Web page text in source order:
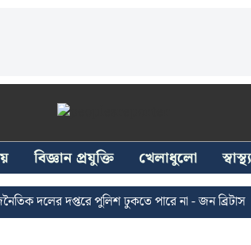
বিজ্ঞান প্রযুক্তি খেলাধুলো
দলের দপ্তরে পুলিশ ঢুকতে পারে না - জন ব্রিটাস